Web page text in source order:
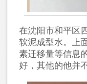
在沈阳市和平区
软泥成型水。上
素迁移量等信息
好，其他的他并